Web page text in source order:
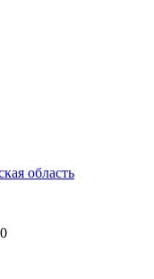
область